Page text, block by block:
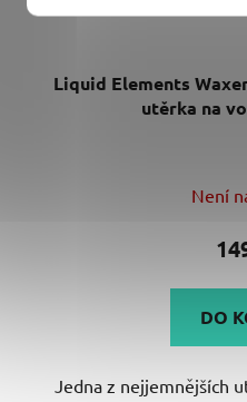
Liquid Elements
utěrka na
Není
DO
Jedna z nejjemnějších